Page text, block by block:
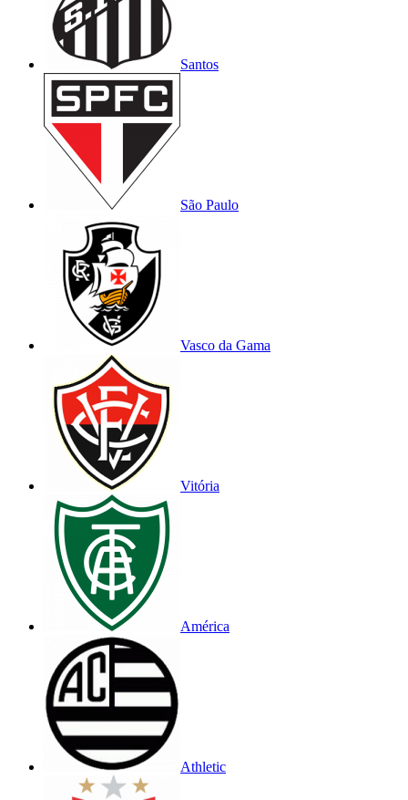
Santos
São Paulo
Vasco da Gama
Vitória
América
Athletic